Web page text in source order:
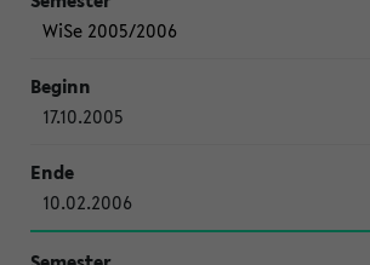
WiSe 2005/2006
17.10.2005
10.02.2006